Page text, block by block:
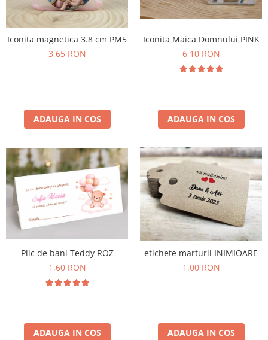
Iconita magnetica 3.8 cm PM5
3,65 RON
ADAUGA IN COS
Iconita Maica Domnului PINK
6,10 RON
ADAUGA IN COS
Plic de bani Teddy ROZ
1,60 RON
ADAUGA IN COS
etichete marturii INIMIOARE
1,00 RON
ADAUGA IN COS